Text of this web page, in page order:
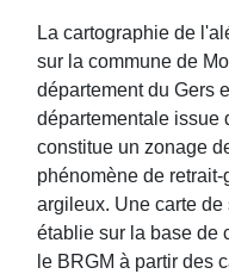
Créneaux
La cartographie de
sur la commune de
département du Gers
départementale issue
constitue un zonage
phénomène de
argileux. Une carte
établie sur la base de
le BRGM à partir des